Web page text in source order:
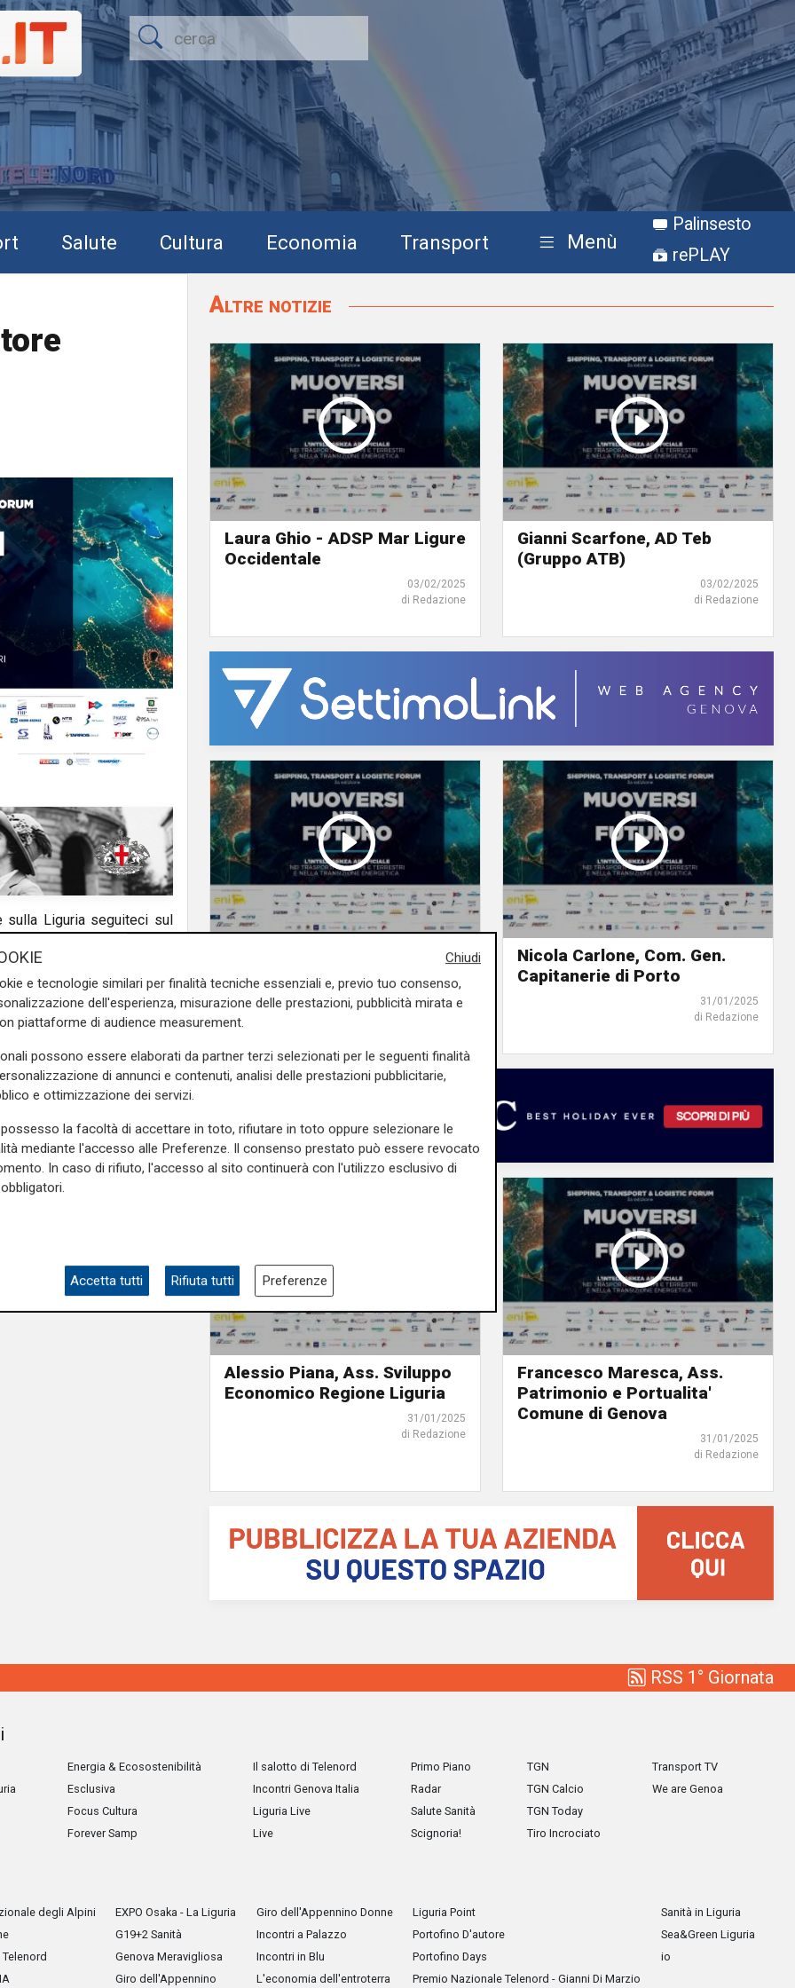
Salute Cultura Economia Transport Menù
Palinsesto
rePLAY
sulla Liguria seguiteci sul
Altre notizie
Laura Ghio - ADSP Mar Ligure
Occidentale
03/02/2025
di Redazione
Gianni Scarfone, AD Teb
(Gruppo ATB)
03/02/2025
di Redazione
Propeller Club Port of Genoa
31/01/2025
Nicola Carlone, Com. Gen.
Capitanerie di Porto
31/01/2025
di Redazione
Alessio Piana, Ass. Sviluppo
Economico Regione Liguria
31/01/2025
di Redazione
Francesco Maresca, Ass.
Patrimonio e Portualita'
Comune di Genova
31/01/2025
di Redazione
RSS 1° Giornata
Energia & Ecosostenibilità
Esclusiva
Focus Cultura
Forever Samp
Il salotto di Telenord
Incontri Genova Italia
Liguria Live
Live
Primo Piano
Radar
Salute Sanità
Scignoria!
TGN
TGN Calcio
TGN Today
Tiro Incrociato
Transport TV
We are Genoa
degli Alpini
EXPO Osaka - La Liguria
G19+2 Sanità
Genova Meravigliosa
Giro dell'Appennino
Giro dell'Appennino Donne
Incontri a Palazzo
Incontri in Blu
L'economia dell'entroterra
Liguria Point
Portofino D'autore
Portofino Days
Premio Nazionale Telenord - Gianni Di Marzio
Sanità in Liguria
Sea&Green Liguria
io
Chiudi
e tecnologie similari per finalità tecniche essenziali e, previo tuo consenso,
dell'esperienza, misurazione delle prestazioni, pubblicità mirata e
piattaforme di audience measurement.
possono essere elaborati da partner terzi selezionati per le seguenti finalità
di annunci e contenuti, analisi delle prestazioni pubblicitarie,
e ottimizzazione dei servizi.
la facoltà di accettare in toto, rifiutare in toto oppure selezionare le
mediante l'accesso alle Preferenze. Il consenso prestato può essere revocato
In caso di rifiuto, l'accesso al sito continuerà con l'utilizzo esclusivo di
Accetta tutti Rifiuta tutti Preferenze